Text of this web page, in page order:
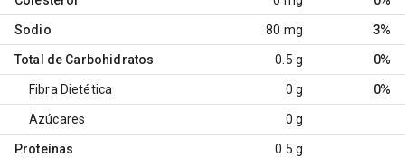
Sodio 80 mg 3%
Total de Carbohidratos 0.5 g 0%
Fibra Dietética 0 g 0%
Azúcares 0 g
Proteínas 0.5 g